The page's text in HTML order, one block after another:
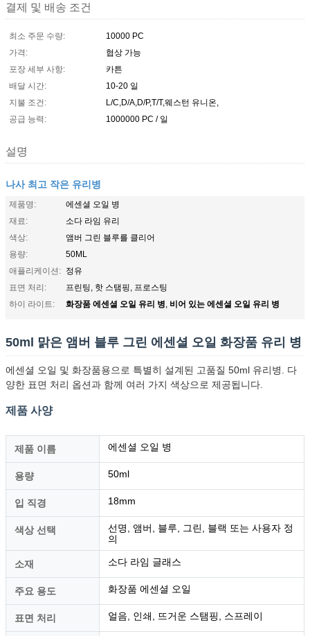
결제 및 배송 조건
최소 주문 수량:
10000 PC
가격:
협상 가능
포장 세부 사항:
카튼
배달 시간:
10-20 일
지불 조건:
L/C,D/A,D/P,T/T,웨스턴 유니온,
공급 능력:
1000000 PC / 일
설명
나사 최고 작은 유리병
제품명:
에센셜 오일 병
재료:
소다 라임 유리
색상:
앰버 그린 블루를 클리어
용량:
50ML
애플리케이션: 정유
표면 처리:
프린팅, 핫 스탬핑, 프로스팅
하이 라이트:
화장품 에센셜 오일 유리 병, 비어 있는 에센셜 오일 유리 병
50ml 맑은 앰버 블루 그린 에센셜 오일 화장품 유리 병
에센셜 오일 및 화장품용으로 특별히 설계된 고품질 50ml 유리병. 다
양한 표면 처리 옵션과 함께 여러 가지 색상으로 제공됩니다.
제품 사양
제품 이름 에센셜 오일 병
용량 50ml
입 직경 18mm
색상 선택
선명, 앰버, 블루, 그린, 블랙 또는 사용자 정
의
소재 소다 라임 글래스
주요 용도 화장품 에센셜 오일
표면 처리 얼음, 인쇄, 뜨거운 스탬핑, 스프레이